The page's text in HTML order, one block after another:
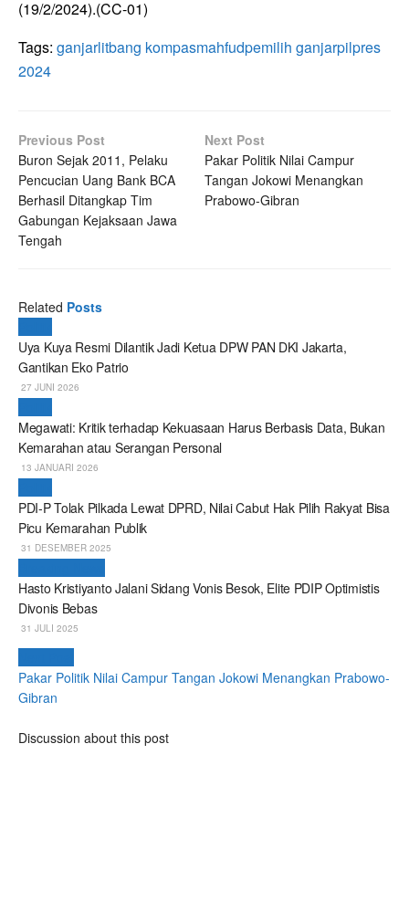
(19/2/2024).(CC-01)
Tags: ganjarlitbang kompasmahfudpemilih ganjarpilpres
2024
Previous Post
Buron Sejak 2011, Pelaku
Pencucian Uang Bank BCA
Berhasil Ditangkap Tim
Gabungan Kejaksaan Jawa
Tengah
Next Post
Pakar Politik Nilai Campur
Tangan Jokowi Menangkan
Prabowo-Gibran
Related Posts
Uya Kuya Resmi Dilantik Jadi Ketua DPW PAN DKI Jakarta,
Gantikan Eko Patrio
27 JUNI 2026
Megawati: Kritik terhadap Kekuasaan Harus Berbasis Data, Bukan
Kemarahan atau Serangan Personal
13 JANUARI 2026
PDI-P Tolak Pilkada Lewat DPRD, Nilai Cabut Hak Pilih Rakyat Bisa
Picu Kemarahan Publik
31 DESEMBER 2025
Hasto Kristiyanto Jalani Sidang Vonis Besok, Elite PDIP Optimistis
Divonis Bebas
31 JULI 2025
Pakar Politik Nilai Campur Tangan Jokowi Menangkan Prabowo-
Gibran
Discussion about this post